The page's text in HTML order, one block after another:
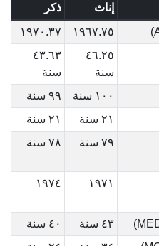
إناث
ذكر
١٩٦٧.٧٥
١٩٧٠.٣٧
٤٦.٢٥
سنة
٤٣.٦٣
سنة
١٠٠ سنة
٩٩ سنة
٢١ سنة
٢١ سنة
٧٩ سنة ٧٨ سنة
١٩٧١ ١٩٧٤
٤٣ سنة
٤٠ سنة